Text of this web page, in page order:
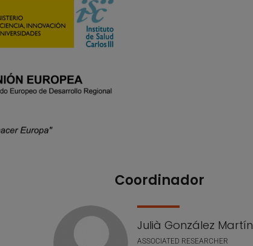
Coordinador
Julià González Martín
ASSOCIATED RESEARCHER